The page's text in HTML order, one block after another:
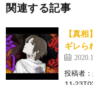
関連する記事
【真
ギレら
投稿者